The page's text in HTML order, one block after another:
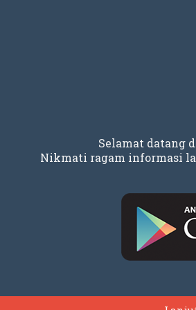
Selamat datang
Nikmati ragam informasi